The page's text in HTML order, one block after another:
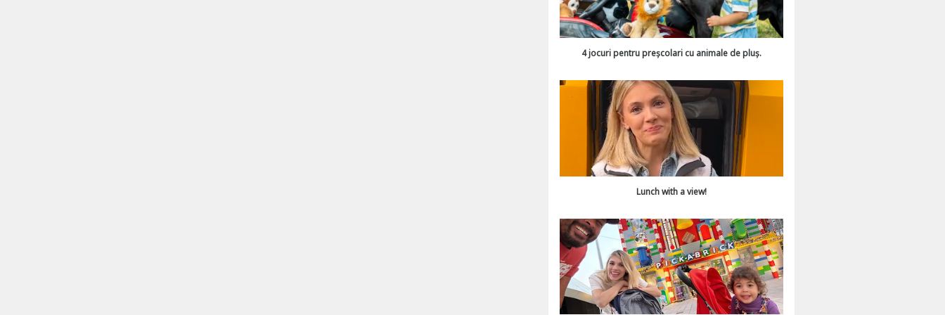
4 jocuri pentru preșcolari cu animale de pluș.
Lunch with a view!